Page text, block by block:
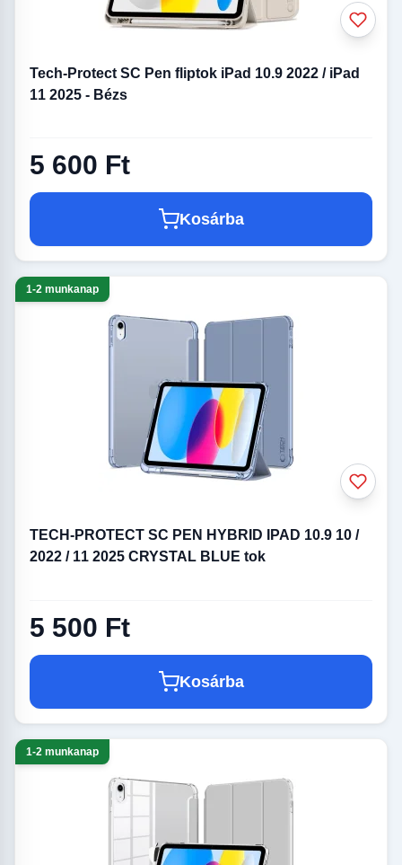
Tech-Protect SC Pen fliptok iPad 10.9 2022 / iPad
11 2025 - Bézs
5 600 Ft
Kosárba
1-2 munkanap
TECH-PROTECT SC PEN HYBRID IPAD 10.9 10 /
2022 / 11 2025 CRYSTAL BLUE tok
5 500 Ft
Kosárba
1-2 munkanap